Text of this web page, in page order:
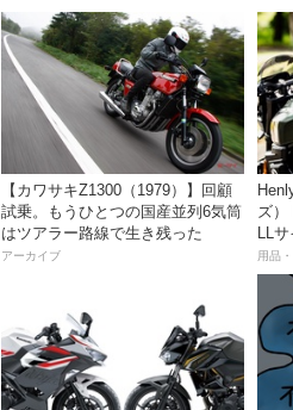
【カワサキZ1300（1979）】回顧
試乗。もうひとつの国産並列6気筒
はツアラー路線で生き残った
アーカイブ
ズ
LLサ
も安
用品